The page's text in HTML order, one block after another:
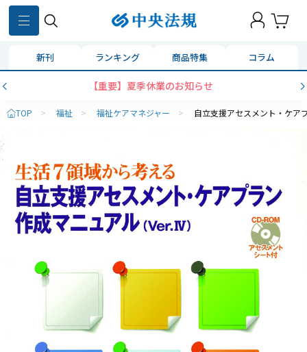
新刊 ランキング 商品特集 コラム
【重要】夏季休業のお知らせ
TOP > 福祉 > 福祉ケアマネジャー > 自立支援アセスメント・ケ